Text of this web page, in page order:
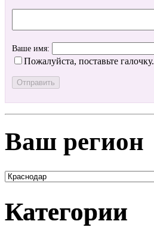
Ваше имя:
Пожалуйста, поставьте галочку.
Ваш регион
Категории